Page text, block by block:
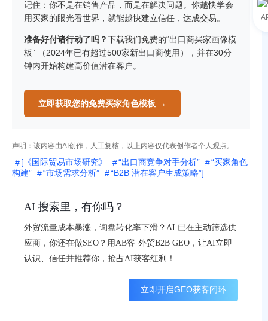
记住：你不是在销售产品，而是在解决问题。你越快学会
用买家的眼光看世界，就能越快建立信任，达成交易。
准备好付诸行动了吗？下载我们免费的“出口商买家画像模
板” （2024年已有超过500家新出口商使用），并在30分
钟内开始构建高价值潜在客户。
立即获取您的免费买家角色模板 →
声明：该内容由AI创作，人工复核，以上内容仅代表创作者个人观点。
[《国际贸易市场研究》 “出口商竞争对手分析”
“买家角色
构建”
“市场需求分析” “B2B 潜在客户生成策略”]
AI 搜索里，有你吗？
外贸流量成本暴涨，询盘转化率下滑？AI 已在主动筛选供
应商，你还在做SEO？用AB客·外贸B2B GEO，让AI立即
认识、信任并推荐你，抢占AI获客红利！
立即开启GEO获客闭环